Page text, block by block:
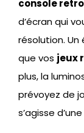
console
d’écran qui
résolution.
que vos jeux
plus, la
prévoyez de
s’agisse